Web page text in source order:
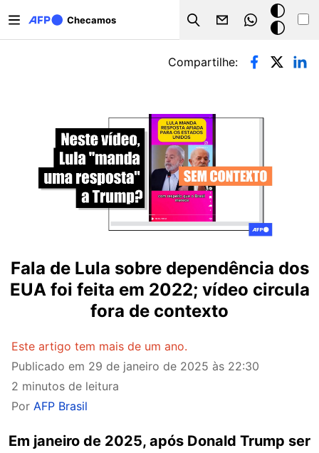
Checamos
Search
Modo
escuro
Abas primárias
Compartilhe:
Fala de Lula sobre dependência dos
EUA foi feita em 2022; vídeo circula
fora de contexto
Este artigo tem mais de um ano.
Publicado em 29 de janeiro de 2025 às 22:30
2 minutos de leitura
Por AFP Brasil
Em janeiro de 2025, após Donald Trump ser